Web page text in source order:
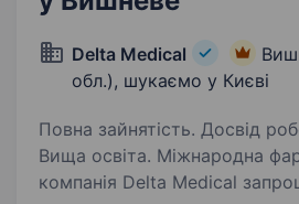
Delta Medical
обл.), шукаємо у Києві
Повна зайнятість. Досвід
Вища освіта. Міжнародна фармацевтична
компанія Delta Medical